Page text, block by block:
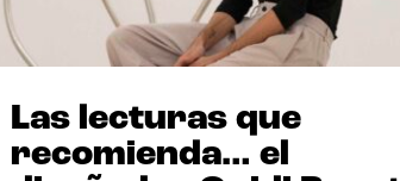
Las lecturas que
recomienda… el